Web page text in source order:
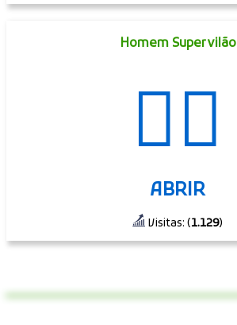
Homem Supervilão
🦹‍♂️
ABRIR
Visitas: (1.129)